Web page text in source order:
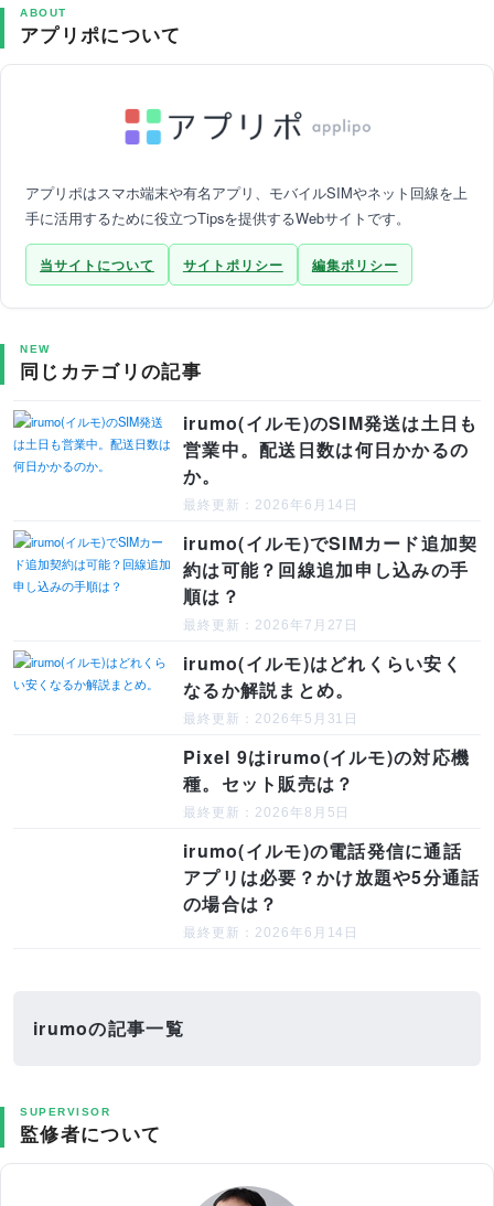
ABOUT
アプリポについて
アプリポはスマホ端末や有名アプリ、モバイルSIMやネット回線を上
手に活用するために役立つTipsを提供するWebサイトです。
当サイトについて サイトポリシー 編集ポリシー
NEW
同じカテゴリの記事
irumo(イルモ)のSIM発送は土日も
営業中。配送日数は何日かかるの
か。
最終更新：2026年6月14日
irumo(イルモ)でSIMカード追加契
約は可能？回線追加申し込みの手
順は？
最終更新：2026年7月27日
irumo(イルモ)はどれくらい安く
なるか解説まとめ。
最終更新：2026年5月31日
Pixel 9はirumo(イルモ)の対応機
種。セット販売は？
最終更新：2026年8月5日
irumo(イルモ)の電話発信に通話
アプリは必要？かけ放題や5分通話
の場合は？
最終更新：2026年6月14日
irumoの記事一覧
SUPERVISOR
監修者について